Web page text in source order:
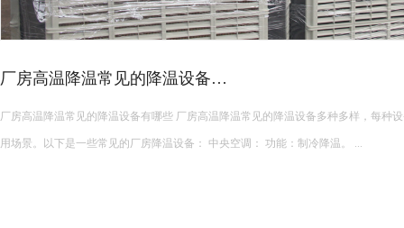
皮革车间降温措施有哪些？
皮革车间使用蒸发冷空调的降温措施及相关要点如下： 设备选型 根据面积：如果车间面积较小，如 200 平方
米以下，可选择单台小型蒸发冷空调。若车间面积较大，如 1000 平方米以上